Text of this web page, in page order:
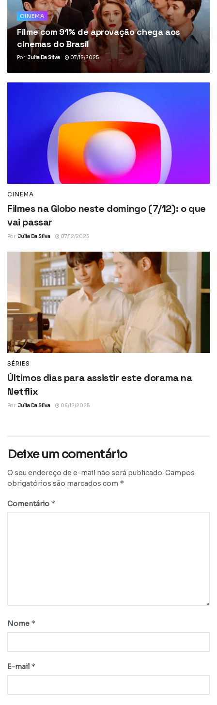
CINEMA
Filme com 91% de aprovação chega aos
cinemas do Brasil
Por Julia Da Silva 07/12/2025
CINEMA
Filmes na Globo neste domingo (7/12): o que
vai passar
Por Julia Da Silva 07/12/2025
SÉRIES
Últimos dias para assistir este dorama na
Netflix
Por Julia Da Silva 06/12/2025
Deixe um comentário
O seu endereço de e-mail não será publicado. Campos
obrigatórios são marcados com *
Comentário *
Nome *
E-mail *